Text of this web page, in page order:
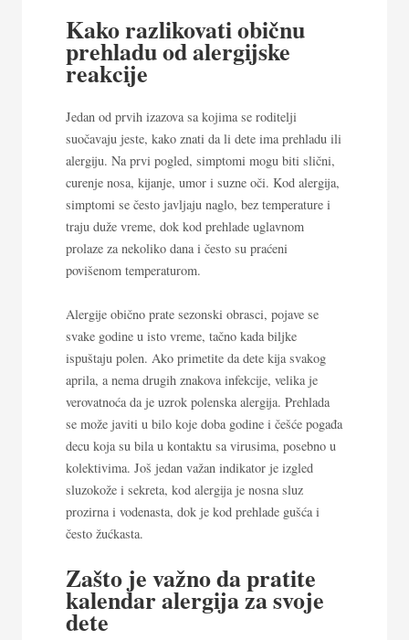
Kako razlikovati običnu
prehladu od alergijske
reakcije
Jedan od prvih izazova sa kojima se roditelji
suočavaju jeste, kako znati da li dete ima prehladu ili
alergiju. Na prvi pogled, simptomi mogu biti slični,
curenje nosa, kijanje, umor i suzne oči. Kod alergija,
simptomi se često javljaju naglo, bez temperature i
traju duže vreme, dok kod prehlade uglavnom
prolaze za nekoliko dana i često su praćeni
povišenom temperaturom.
Alergije obično prate sezonski obrasci, pojave se
svake godine u isto vreme, tačno kada biljke
ispuštaju polen. Ako primetite da dete kija svakog
aprila, a nema drugih znakova infekcije, velika je
verovatnoća da je uzrok polenska alergija. Prehlada
se može javiti u bilo koje doba godine i češće pogađa
decu koja su bila u kontaktu sa virusima, posebno u
kolektivima. Još jedan važan indikator je izgled
sluzokože i sekreta, kod alergija je nosna sluz
prozirna i vodenasta, dok je kod prehlade gušća i
često žućkasta.
Zašto je važno da pratite
kalendar alergija za svoje
dete